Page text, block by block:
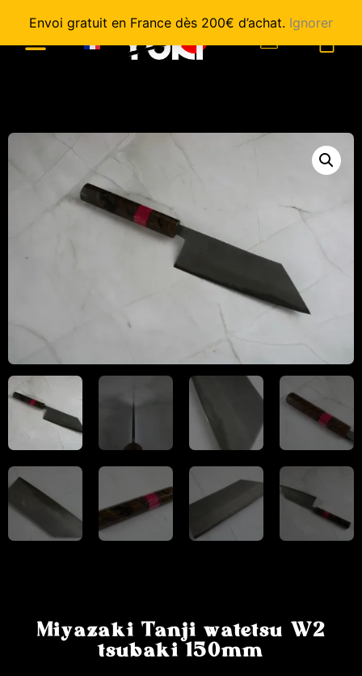
Envoi gratuit en France dès 200€ d’achat. Ignorer
Miyazaki Tanji watetsu W2
tsubaki 150mm